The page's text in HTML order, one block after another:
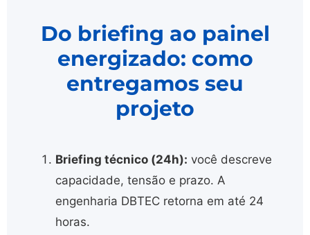
Do briefing ao painel
energizado: como
entregamos seu
projeto
Briefing técnico (24h): você descreve
capacidade, tensão e prazo. A
engenharia DBTEC retorna em até 24
horas.